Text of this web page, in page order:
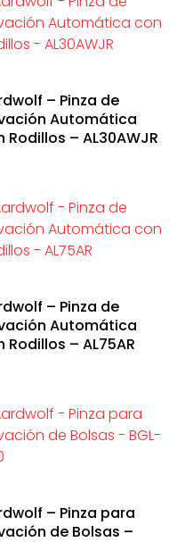
– Pinza de
Automática
Rodillos – AL30AWJR
– Pinza de
Automática
Rodillos – AL75AR
– Pinza para
de Bolsas –